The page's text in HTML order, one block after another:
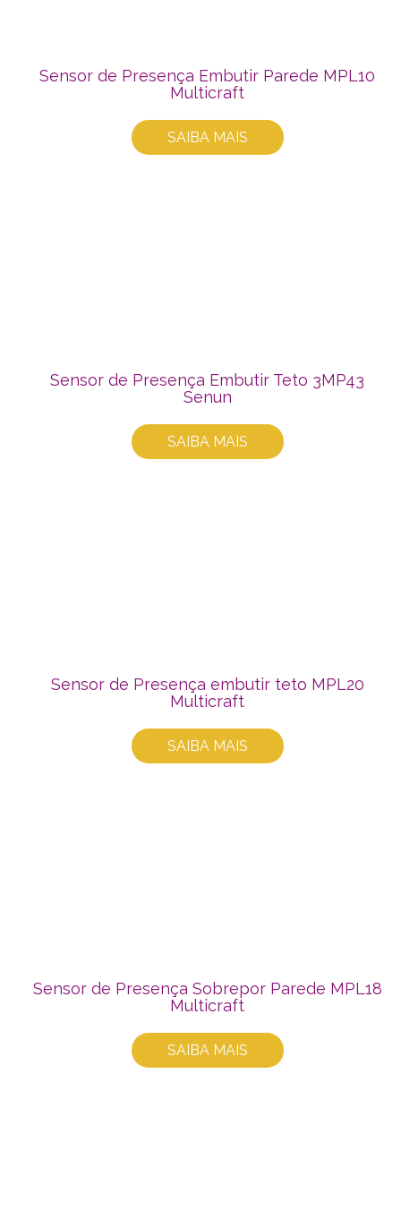
Sensor de Presença Embutir Parede MPL10
Multicraft
SAIBA MAIS
Sensor de Presença Embutir Teto 3MP43
Senun
SAIBA MAIS
Sensor de Presença embutir teto MPL20
Multicraft
SAIBA MAIS
Sensor de Presença Sobrepor Parede MPL18
Multicraft
SAIBA MAIS